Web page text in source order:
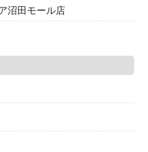
沼田モール店